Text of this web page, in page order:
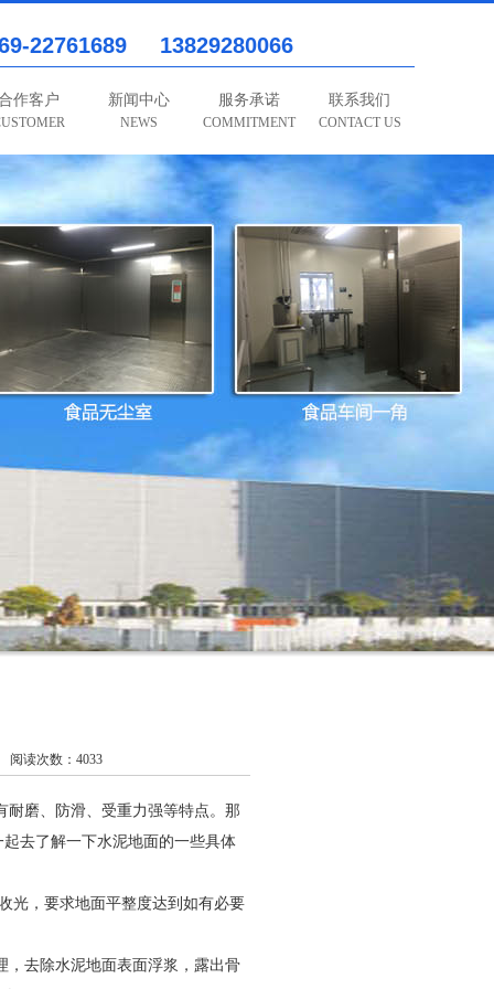
22761689 13829280066
作客户 新闻中心
NEWS
服务承诺
COMMITMENT
联系我们
CONTACT US
阅读次数：4033
磨、防滑、受重力强等特点。那
去了解一下水泥地面的一些具体
，要求地面平整度达到如有必要
去除水泥地面表面浮浆，露出骨